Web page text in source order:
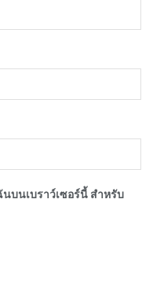
บนเบราว์เซอร์นี้ สำหรับ